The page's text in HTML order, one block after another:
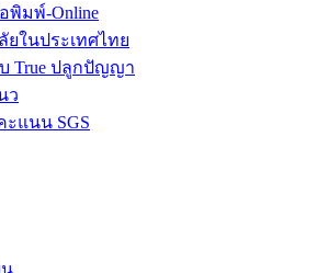
พิมพ์-Online
ยในประเทศไทย
True ปลูกปัญญา
ว
แนน SGS